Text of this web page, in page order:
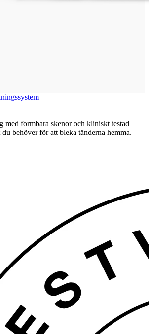
med formbara skenor och kliniskt testad
behöver för att bleka tänderna hemma.